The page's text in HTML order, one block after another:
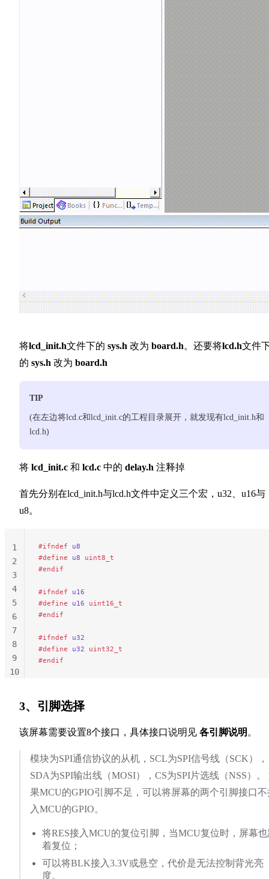
将lcd_init.h文件下的 sys.h 改为 board.h。还要将lcd.h文件
的 sys.h 改为 board.h
TIP
(在左边将lcd.c和lcd_init.c的工程目录展开，就发现有lcd_init.h和
lcd.h)
将 lcd_init.c 和 lcd.c 中的 delay.h 注释掉
首先分别在lcd_init.h与lcd.h文件中定义三个宏，u32、u16与
u8。
#ifndef u8
#define u8 uint8_t
#endif
#ifndef u16
#define u16 uint16_t
#endif
#ifndef u32
#define u32 uint32_t
#endif
1
2
3
4
5
6
7
8
9
10
3、引脚选择
该屏幕需要设置8个接口，具体接口说明见 各引脚说明 。
模块为SPI通信协议的从机，SCL为SPI信号线（SCK），
SDA为SPI输出线（MOSI），CS为SPI片选线（NSS）。
果MCU的GPIO引脚不足，可以将屏幕的两个引脚接口不
入MCU的GPIO。
将RES接入MCU的复位引脚，当MCU复位时，屏幕
着复位；
可以将BLK接入3.3V或悬空，代价是无法控制背光亮
度。